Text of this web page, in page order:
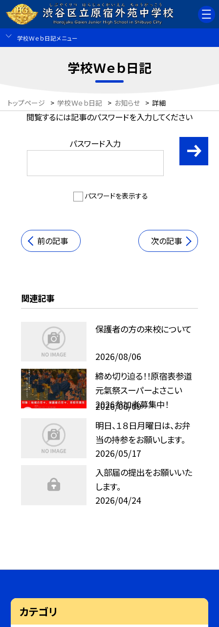
学校Ｗｅｂ日記メニュー
学校Ｗｅｂ日記
トップページ > 学校Ｗｅｂ日記 > お知らせ > 詳細
閲覧するには記事のパスワードを入力してください
パスワード入力
パスワードを表示する
前の記事 次の記事
関連記事
保護者の方の来校について
2026/08/06
締め切り迫る！！原宿表参道
元氣祭スーパーよさこい
2026参加者募集中！
2026/06/09
明日、１８日月曜日は、お弁
当の持参をお願いします。
2026/05/17
入部届の提出をお願いいた
します。
2026/04/24
カテゴリ